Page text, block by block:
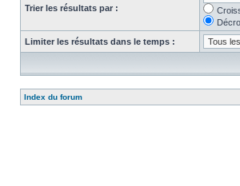
Trier les résultats par :
Limiter les résultats dans le temps :
Index du forum